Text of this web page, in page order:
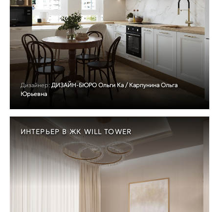
Дизайнер: ДИЗАЙН-БЮРО Ольги Ка / Карпунина Ольга
Юрьевна
ИНТЕРЬЕР В ЖК WILL TOWER